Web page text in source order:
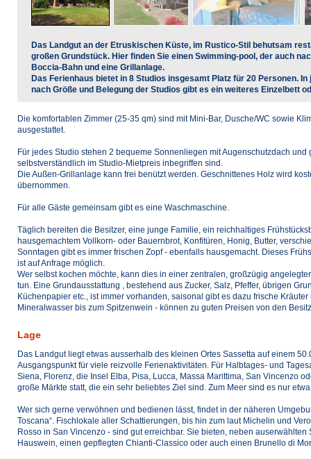
Das Landgut an der Etruskischen Küste, im Rustico-Stil behutsam
großen Grundstück. Hier finden Sie einen Swimming-pool, der auch
Boccia-Bahn und eine Grillanlage.
Das Ferienhaus bietet in 8 Studios insgesamt Platz für 20 Personen.
nach Größe und Belegung der Studios gibt es ein weiteres Einzelbett
Die komfortablen Zimmer (25-35 qm) sind mit Mini-Bar, Dusche/WC sowie
ausgestattet.
Für jedes Studio stehen 2 bequeme Sonnenliegen mit Augenschutzdach
selbstverständlich im Studio-Mietpreis inbegriffen sind.
Die Außen-Grillanlage kann frei benützt werden. Geschnittenes Holz wird
übernommen.
Für alle Gäste gemeinsam gibt es eine Waschmaschine.
Täglich bereiten die Besitzer, eine junge Familie, ein reichhaltiges
hausgemachtem Vollkorn- oder Bauernbrot, Konfitüren, Honig, Butter,
Sonntagen gibt es immer frischen Zopf - ebenfalls hausgemacht. Dieses
ist auf Anfrage möglich.
Wer selbst kochen möchte, kann dies in einer zentralen, großzügig
tun. Eine Grundausstattung , bestehend aus Zucker, Salz, Pfeffer, übrigen
Küchenpapier etc., ist immer vorhanden, saisonal gibt es dazu frische
Mineralwasser bis zum Spitzenwein - können zu guten Preisen von den
Lage
Das Landgut liegt etwas ausserhalb des kleinen Ortes Sassetta auf einem
Ausgangspunkt für viele reizvolle Ferienaktivitäten. Für Halbtages- und
Siena, Florenz, die Insel Elba, Pisa, Lucca, Massa Marittima, San Vincenzo
große Märkte statt, die ein sehr beliebtes Ziel sind. Zum Meer sind es nur
Wer sich gerne verwöhnen und bedienen lässt, findet in der näheren
Toscana“. Fischlokale aller Schattierungen, bis hin zum laut Michelin und
Rosso in San Vincenzo - sind gut erreichbar. Sie bieten, neben
Hauswein, einen gepflegten Chianti-Classico oder auch einen Brunello di